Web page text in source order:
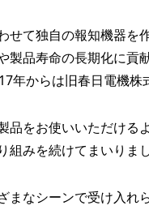
せて独自の報知機器
製品寿命の長期化に
年からは旧春日電機
品をお使いいただけ
みを続けてまいりまし
まなシーンで受け入